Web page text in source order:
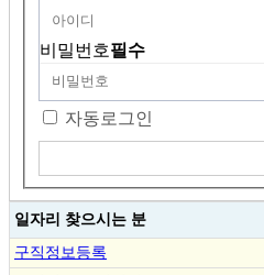
비밀번호필수
자동로그인
일자리 찾으시는 분
구직정보등록